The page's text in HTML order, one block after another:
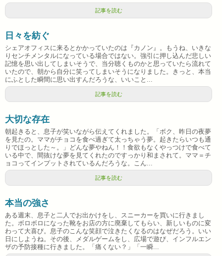
記事を読む
日々を紡ぐ
シェアオフィスに来るとかかっていたのは『カノン』。もうね、いきな
りセンチメンタルになっている場合ではない。強引に押し込んだ悲しい
記憶を思い出してしまいそうで、当分聴くものかと思っていたら流れて
いたので、朝から自分に笑ってしまいそうになりました。きっと、本当
にふとした瞬間に思い出すんだろうな、いいこと...
記事を読む
大切な存在
朝起きると、息子が笑いながら伝えてくれました。「ボク、昨日の夜夢
を見たの。ママがチョコを食べ過ぎて太っちゃう夢。起きたらいつも通
りでほっとした～。」どんな夢やねん！！食欲もなくやっつけで食べて
いる中で、間抜けな夢を見てくれたのですっかり和まされて。ママ＝チ
ョコってインプットされているんだろうな。こん...
記事を読む
本当の強さ
ある週末、息子と二人でお出かけをし、スニーカーを買いに行きまし
た。ボロボロになった靴をお店の方に廃棄してもらい、新しいものに変
わって大喜び。息子のこんな笑顔で泣きたくなるのはなぜだろう。いい
日にしようね。その後、メダルゲームをし、広場で遊び、インフルエン
ザの予防接種に行きました。「痛くない？」「一瞬...